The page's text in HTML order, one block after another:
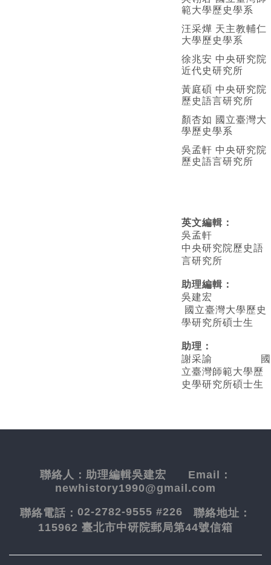
範大學歷史學系
汪采燁 天主教輔仁
大學歷史學系
徐兆安 中央研究院
近代史研究所
黃庭碩 中央研究院
歷史語言研究所
顏杏如 國立臺灣大
學歷史學系
吳孟軒 中央研究院
歷史語言研究所
英文編輯 ：
吳孟軒
中央研究院歷史語
言研究所
助理編輯：
吳建宏
國立臺灣大學歷史
學研究所碩士生
助理：
謝采諭
國
立臺灣師範大學歷
史學研究所碩士生
聯絡人： 助理編輯吳建宏 Email：
newhistory1990@gmail.com
聯絡電話： 02-2782-9555 #226 聯絡地址：
115962 臺北市中研院郵局第44號信箱